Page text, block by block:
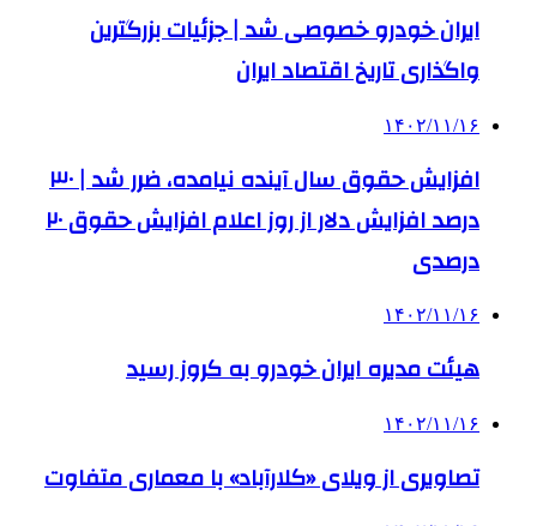
ایران خودرو خصوصی شد | جزئیات بزرگترین
واگذاری تاریخ اقتصاد ایران
۱۴۰۲/۱۱/۱۶
افزایش حقوق سال آینده نیامده، ضرر شد | ۳۰
درصد افزایش دلار از روز اعلام افزایش حقوق ۲۰
درصدی
۱۴۰۲/۱۱/۱۶
هیئت مدیره ایران خودرو به کروز رسید
۱۴۰۲/۱۱/۱۶
تصاویری از ویلای «کلارآباد» با معماری متفاوت